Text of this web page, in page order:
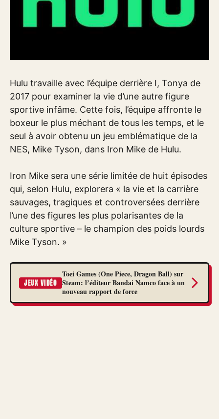
Hulu travaille avec l’équipe derrière I, Tonya de
2017 pour examiner la vie d’une autre figure
sportive infâme. Cette fois, l’équipe affronte le
boxeur le plus méchant de tous les temps, et le
seul à avoir obtenu un jeu emblématique de la
NES, Mike Tyson, dans Iron Mike de Hulu.
Iron Mike sera une série limitée de huit épisodes
qui, selon Hulu, explorera « la vie et la carrière
sauvages, tragiques et controversées derrière
l’une des figures les plus polarisantes de la
culture sportive – le champion des poids lourds
Mike Tyson. »
JEUX VIDÉO
Toei Games (One Piece, Dragon Ball) sur
Steam: l’éditeur Bandai Namco face à un
nouveau rapport de force